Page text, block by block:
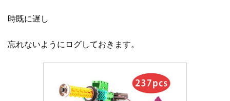
時既に遅し
忘れないようにログしておきます。